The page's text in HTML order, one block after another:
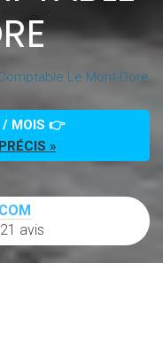
Le Mont-Dore
/ MOIS 👉
»
avis